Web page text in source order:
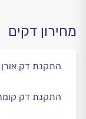
מחירון דקים
התקנת דק אורן
התקנת דק